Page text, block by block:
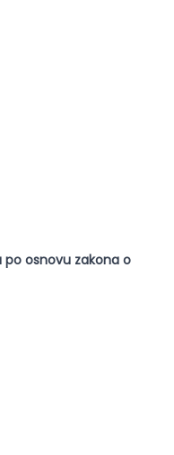
osnovu zakona o